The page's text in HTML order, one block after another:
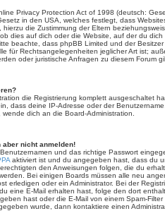
Privacy Protection Act of 1998 (deutsch:
in den USA, welches festlegt, dass
die Zustimmung der Eltern
dies auf dich oder die Website, auf der du
beachte, dass phpBB Limited und der
für Rechtsangelegenheiten jeglicher Art ist;
oder juristische Anfragen zu diesem Forum
die Registrierung komplett ausgeschaltet
dass deine IP-Adresse oder der
dich an die Board-Administration.
nicht anmelden!
und das richtige Passwort
aktiviert ist und du angegeben hast, dass du
den Anweisungen folgen, die du
Bei einigen Boards müssen alle neu
erledigen oder ein Administrator. Bei der
eine E-Mail erhalten hast, folge den dort
hast oder die E-Mail von einem Spam-
wurde, dann kontaktiere einen